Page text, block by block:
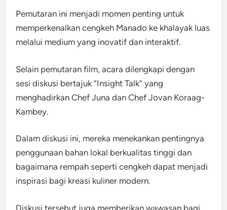
Pemutaran ini menjadi momen penting untuk
memperkenalkan cengkeh Manado ke khalayak luas
melalui medium yang inovatif dan interaktif.
Selain pemutaran film, acara dilengkapi dengan
sesi diskusi bertajuk “Insight Talk” yang
menghadirkan Chef Juna dan Chef Jovan Koraag-
Kambey.
Dalam diskusi ini, mereka menekankan pentingnya
penggunaan bahan lokal berkualitas tinggi dan
bagaimana rempah seperti cengkeh dapat menjadi
inspirasi bagi kreasi kuliner modern.
Diskusi tersebut juga memberikan wawasan bagi